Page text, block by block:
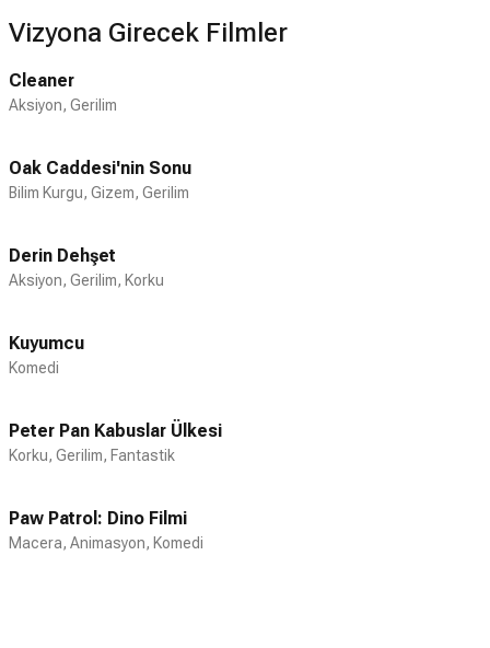
Vizyona Girecek Filmler
Cleaner
Aksiyon, Gerilim
Oak Caddesi'nin Sonu
Bilim Kurgu, Gizem, Gerilim
Derin Dehşet
Aksiyon, Gerilim, Korku
Kuyumcu
Komedi
Peter Pan Kabuslar Ülkesi
Korku, Gerilim, Fantastik
Paw Patrol: Dino Filmi
Macera, Animasyon, Komedi